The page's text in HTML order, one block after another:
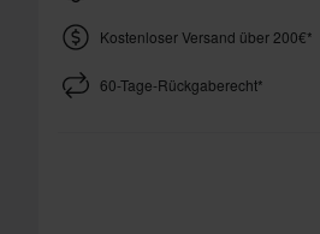
Kostenloser Versand über 200€*
60-Tage-Rückgaberecht*